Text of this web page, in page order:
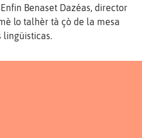
Benaset Dazéas, director
lo talhèr tà çò de la mesa
lingüisticas.